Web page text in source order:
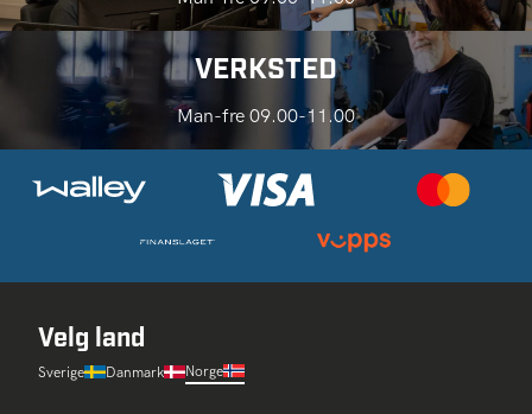
VERKSTED
Man-fre 09.00-11.00
Velg land
Sverige Danmark Norge